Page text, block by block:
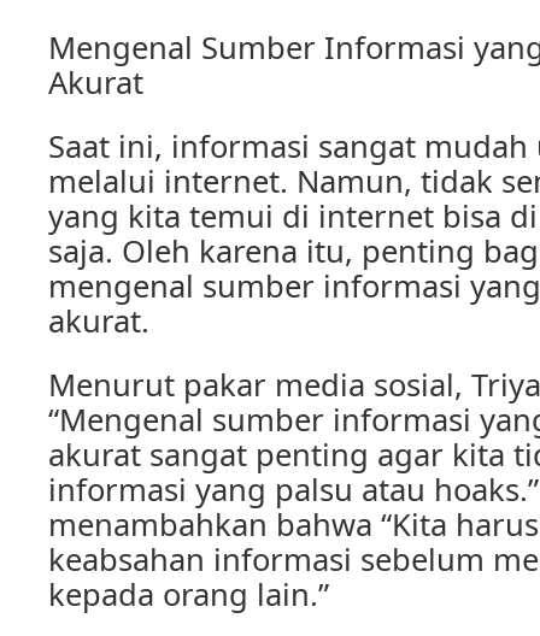
Mengenal Sumber Informasi
Akurat
Saat ini, informasi sangat mudah
melalui internet. Namun, tidak
yang kita temui di internet bisa
saja. Oleh karena itu, penting
mengenal sumber informasi
akurat.
Menurut pakar media sosial,
“Mengenal sumber informasi
akurat sangat penting agar kita
informasi yang palsu atau
menambahkan bahwa “Kita
keabsahan informasi sebelum
kepada orang lain.”